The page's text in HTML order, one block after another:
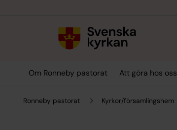
Om Ronneby pastorat Att göra hos oss
Ronneby pastorat Kyrkor/församlingshem